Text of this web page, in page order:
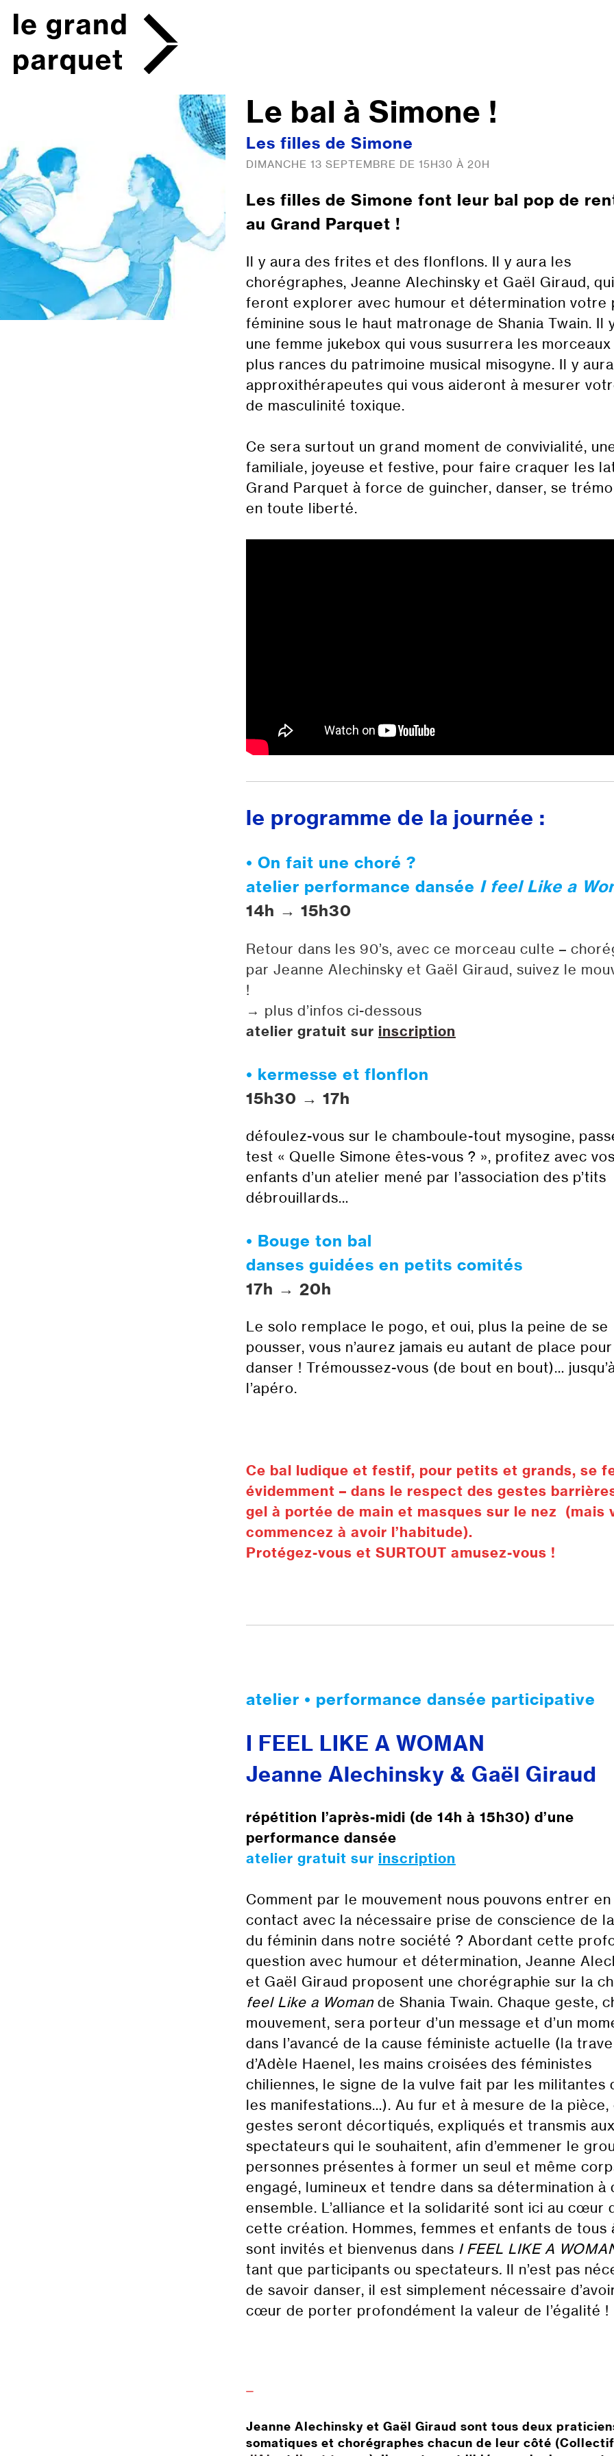
Skip
to
content
Le bal à Simone !
Les filles de Simone
DIMANCHE 13 SEPTEMBRE DE 15H30 À 20H
Les filles de Simone font leur bal pop de
au Grand Parquet !
Il y aura des frites et des flonflons. Il y aura les
chorégraphes, Jeanne Alechinsky et Gaël Giraud,
feront explorer avec humour et détermination votre
féminine sous le haut matronage de Shania Twain. Il
une femme jukebox qui vous susurrera les
plus rances du patrimoine musical misogyne. Il y
approxithérapeutes qui vous aideront à mesurer
de masculinité toxique.
Ce sera surtout un grand moment de convivialité,
familiale, joyeuse et festive, pour faire craquer les
Grand Parquet à force de guincher, danser, se
en toute liberté.
le programme de la journée :
• On fait une choré ?
atelier performance dansée I feel Like a
14h → 15h30
Retour dans les 90’s, avec ce morceau culte –
par Jeanne Alechinsky et Gaël Giraud, suivez le
!
→ plus d’infos ci-dessous
atelier gratuit sur inscription
• kermesse et flonflon
15h30 → 17h
défoulez-vous sur le chamboule-tout mysogine,
test « Quelle Simone êtes-vous ? », profitez avec
enfants d’un atelier mené par l’association des p’tits
débrouillards…
• Bouge ton bal
danses guidées en petits comités
17h → 20h
Le solo remplace le pogo, et oui, plus la peine de se
pousser, vous n’aurez jamais eu autant de place pour
danser ! Trémoussez-vous (de bout en bout)…
l’apéro.
Ce bal ludique et festif, pour petits et grands, se
évidemment – dans le respect des gestes
gel à portée de main et masques sur le nez (mais
commencez à avoir l’habitude).
Protégez-vous et SURTOUT amusez-vous !
atelier • performance dansée participative
I FEEL LIKE A WOMAN
Jeanne Alechinsky & Gaël Giraud
répétition l’après-midi (de 14h à 15h30) d’une
performance dansée
atelier gratuit sur inscription
Comment par le mouvement nous pouvons entrer en
contact avec la nécessaire prise de conscience de
du féminin dans notre société ? Abordant cette
question avec humour et détermination, Jeanne
et Gaël Giraud proposent une chorégraphie sur la
feel Like a Womande Shania Twain. Chaque geste,
mouvement, sera porteur d’un message et d’un
dans l’avancé de la cause féministe actuelle (la
d’Adèle Haenel, les mains croisées des féministes
chiliennes, le signe de la vulve fait par les militantes
les manifestations…). Au fur et à mesure de la pièce,
gestes seront décortiqués, expliqués et transmis
spectateurs qui le souhaitent, afin d’emmener le
personnes présentes à former un seul et même
engagé, lumineux et tendre dans sa détermination à
ensemble. L’alliance et la solidarité sont ici au cœur
cette création. Hommes, femmes et enfants de tous
sont invités et bienvenus dans I FEEL LIKE A
tant que participants ou spectateurs. Il n’est pas
de savoir danser, il est simplement nécessaire
cœur de porter profondément la valeur de l’égalité !
⏤
Jeanne Alechinsky et Gaël Giraud sont tous deux
somatiques et chorégraphes chacun de leur côté